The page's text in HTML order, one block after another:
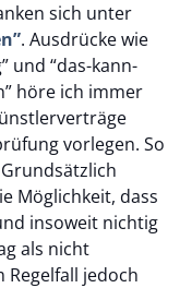
sich unter
. Ausdrücke wie
und “das-kann-
höre ich immer
vorlegen. So
Möglichkeit, dass
insoweit nichtig
als nicht
Regelfall jedoch